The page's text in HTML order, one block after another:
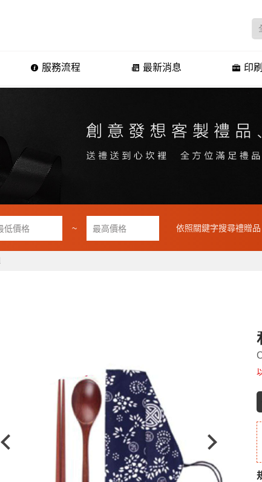
服務流程 最新消息 印
~ 依照關鍵字搜尋禮贈品